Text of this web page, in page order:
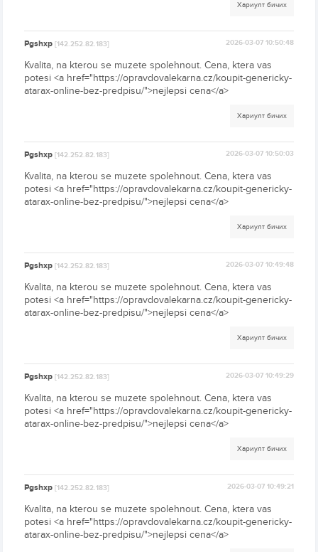
Хариулт бичих
Pgshxp[142.252.82.183] 2026-03-07 10:50:48
Kvalita, na kterou se muzete spolehnout. Cena, ktera vas
potesi <a href="https://opravdovalekarna.cz/koupit-genericky-
atarax-online-bez-predpisu/">nejlepsi cena</a>
Хариулт бичих
Pgshxp[142.252.82.183] 2026-03-07 10:50:03
Kvalita, na kterou se muzete spolehnout. Cena, ktera vas
potesi <a href="https://opravdovalekarna.cz/koupit-genericky-
atarax-online-bez-predpisu/">nejlepsi cena</a>
Хариулт бичих
Pgshxp[142.252.82.183] 2026-03-07 10:49:48
Kvalita, na kterou se muzete spolehnout. Cena, ktera vas
potesi <a href="https://opravdovalekarna.cz/koupit-genericky-
atarax-online-bez-predpisu/">nejlepsi cena</a>
Хариулт бичих
Pgshxp[142.252.82.183] 2026-03-07 10:49:29
Kvalita, na kterou se muzete spolehnout. Cena, ktera vas
potesi <a href="https://opravdovalekarna.cz/koupit-genericky-
atarax-online-bez-predpisu/">nejlepsi cena</a>
Хариулт бичих
Pgshxp[142.252.82.183] 2026-03-07 10:49:21
Kvalita, na kterou se muzete spolehnout. Cena, ktera vas
potesi <a href="https://opravdovalekarna.cz/koupit-genericky-
atarax-online-bez-predpisu/">nejlepsi cena</a>